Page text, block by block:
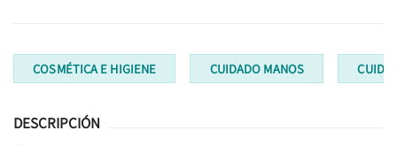
COSMÉTICA E HIGIENE CUIDADO MANOS
DESCRIPCIÓN